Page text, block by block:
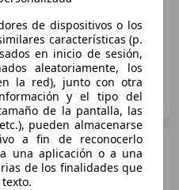
Audi Q230 TFSI Design 85kW
de dispositivos o los
características (p.
en inicio de sesión,
aleatoriamente, los
la red), junto con otra
y el tipo del
de la pantalla, las
pueden almacenarse
a fin de reconocerlo
una aplicación o a una
de los finalidades que